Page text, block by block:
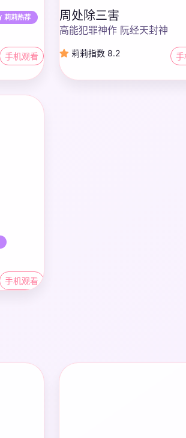
莉莉热荐
手机观看
周处除三害
高能犯罪神作 阮经天封神
莉莉指数 8.2 手
手机观看